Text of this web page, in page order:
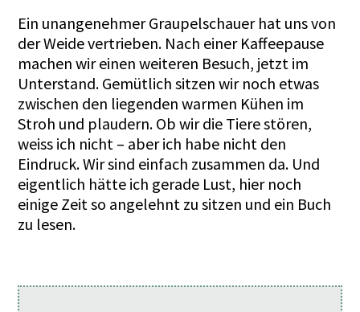
Ein unangenehmer Graupelschauer hat uns von
der Weide vertrieben. Nach einer Kaffeepause
machen wir einen weiteren Besuch, jetzt im
Unterstand. Gemütlich sitzen wir noch etwas
zwischen den liegenden warmen Kühen im
Stroh und plaudern. Ob wir die Tiere stören,
weiss ich nicht – aber ich habe nicht den
Eindruck. Wir sind einfach zusammen da. Und
eigentlich hätte ich gerade Lust, hier noch
einige Zeit so angelehnt zu sitzen und ein Buch
zu lesen.